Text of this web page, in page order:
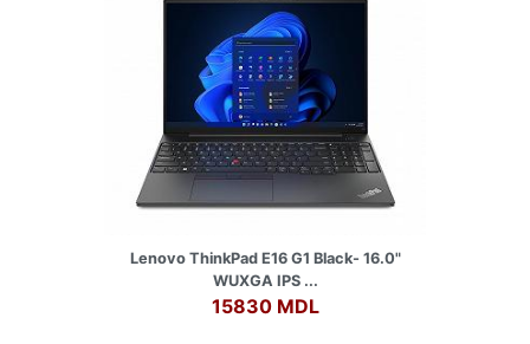
Lenovo ThinkPad E16 G1 Black- 16.0"
WUXGA IPS ...
15830 MDL